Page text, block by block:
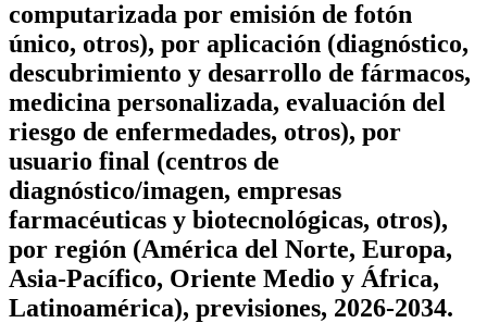
computarizada por emisión de fotón
único, otros), por aplicación (diagnóstico,
descubrimiento y desarrollo de fármacos,
medicina personalizada, evaluación del
riesgo de enfermedades, otros), por
usuario final (centros de
diagnóstico/imagen, empresas
farmacéuticas y biotecnológicas, otros),
por región (América del Norte, Europa,
Asia-Pacífico, Oriente Medio y África,
Latinoamérica), previsiones, 2026-2034.